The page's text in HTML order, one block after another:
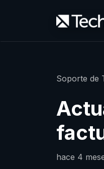
Soporte de
hace 4